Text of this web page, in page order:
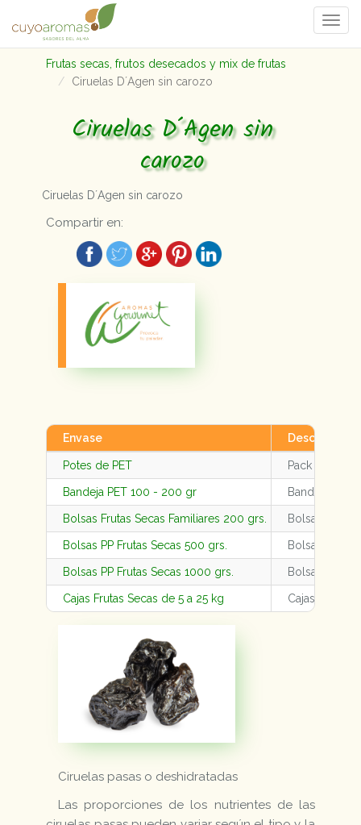
Frutas secas, frutos desecados y mix de frutas
Ciruelas D´Agen sin carozo
Ciruelas D´Agen sin
carozo
Ciruelas D´Agen sin carozo
Compartir en:
Envase Descripción
Potes de PET Pack por 12
Bandeja PET 100 - 200 gr Bandeja PET
Bolsas Frutas Secas Familiares 200 grs. Bolsas
Bolsas PP Frutas Secas 500 grs. Bolsas PP
Bolsas PP Frutas Secas 1000 grs. Bolsas PP
Cajas Frutas Secas de 5 a 25 kg Cajas -
Ciruelas pasas o deshidratadas
Las proporciones de los nutrientes de las